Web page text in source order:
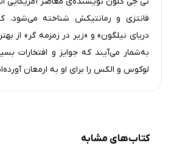
فانتزی و رمانتیکش شناخته می‌شود.
دریای نیلگون» و «زیر در زمزمه گر» از
به‌شمار می‌آیند که جوایز و افتخارات
لوکوس و الکس را برای او به ارمغان
کتاب‌های مشابه